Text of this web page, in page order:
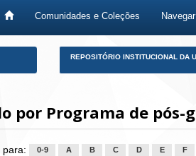
Comunidades e Coleções Navegar
REPOSITÓRIO INSTITUCIONAL DA
por Programa de pós-
para: 0-9 A B C D E F